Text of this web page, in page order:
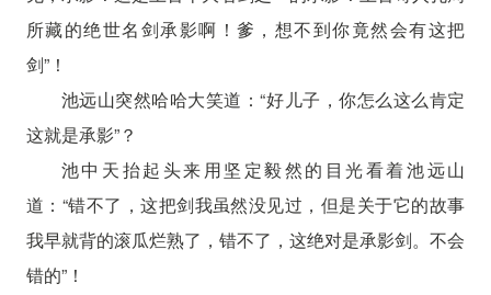
所藏的绝世名剑承影啊！爹，想不到你竟然会有这把
剑”！
池远山突然哈哈大笑道：“好儿子，你怎么这么肯定
这就是承影”？
池中天抬起头来用坚定毅然的目光看着池远山
道：“错不了，这把剑我虽然没见过，但是关于它的故事
我早就背的滚瓜烂熟了，错不了，这绝对是承影剑。不会
错的”！